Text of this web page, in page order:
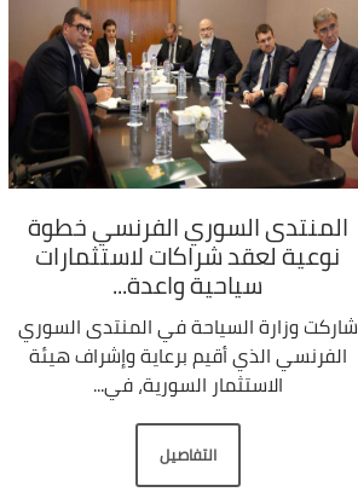
المنتدى السوري الفرنسي خطوة
نوعية لعقد شراكات لاستثمارات
سياحية واعدة...
شاركت وزارة السياحة في المنتدى السوري
الفرنسي الذي أقيم برعاية وإشراف هيئة
الاستثمار السورية، في...
التفاصيل